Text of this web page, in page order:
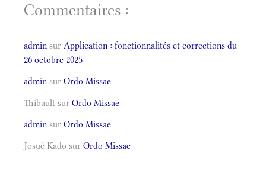
Commentaires :
admin sur Application : fonctionnalités et corrections du
26 octobre 2025
admin sur Ordo Missae
Thibault sur Ordo Missae
admin sur Ordo Missae
Josué Kado sur Ordo Missae